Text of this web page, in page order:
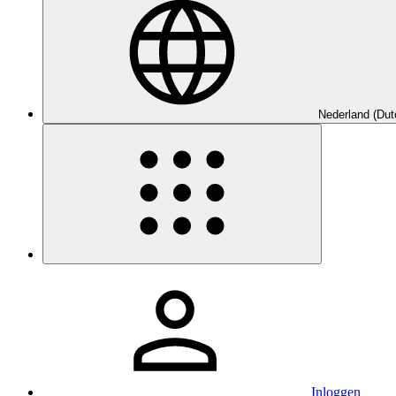
Nederland
Inloggen